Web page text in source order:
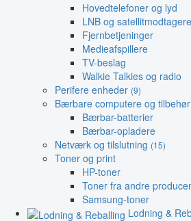
Hovedtelefoner og lyd
LNB og satellitmodtagere
Fjernbetjeninger
Medieafspillere
TV-beslag
Walkie Talkies og radio
Perifere enheder (9)
Bærbare computere og tilbehør
Bærbar-batterier
Bærbar-opladere
Netværk og tilslutning (15)
Toner og print
HP-toner
Toner fra andre
Samsung-toner
Lodning &